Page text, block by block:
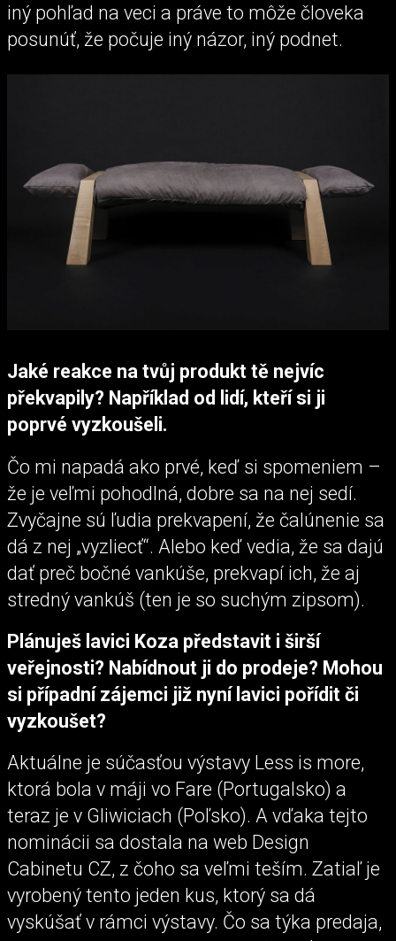
iný pohľad na veci a práve to môže človeka
posunúť, že počuje iný názor, iný podnet.
Jaké reakce na tvůj produkt tě nejvíc
překvapily? Například od lidí, kteří si ji
poprvé vyzkoušeli.
Čo mi napadá ako prvé, keď si spomeniem –
že je veľmi pohodlná, dobre sa na nej sedí.
Zvyčajne sú ľudia prekvapení, že čalúnenie sa
dá z nej „vyzliecť“. Alebo keď vedia, že sa dajú
dať preč bočné vankúše, prekvapí ich, že aj
stredný vankúš (ten je so suchým zipsom).
Plánuješ lavici Koza představit i širší
veřejnosti? Nabídnout ji do prodeje? Mohou
si případní zájemci již nyní lavici pořídit či
vyzkoušet?
Aktuálne je súčasťou výstavy Less is more,
ktorá bola v máji vo Fare (Portugalsko) a
teraz je v Gliwiciach (Poľsko). A vďaka tejto
nominácii sa dostala na web Design
Cabinetu CZ, z čoho sa veľmi teším. Zatiaľ je
vyrobený tento jeden kus, ktorý sa dá
vyskúšať v rámci výstavy. Čo sa týka predaja,